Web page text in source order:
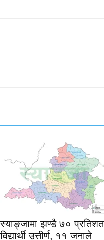
स्याङ्जामा झण्डै ७० प्रतिशत
विद्यार्थी उत्तीर्ण, ११ जनाले